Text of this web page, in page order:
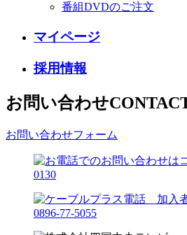
番組DVDのご注文
マイページ
採用情報
お問い合わせ
お問い合わせフォーム